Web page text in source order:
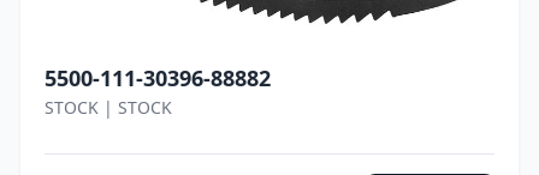
5500-111-30396-88882
STOCK | STOCK